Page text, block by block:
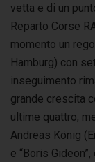
vetta e di un
Reparto Corse
momento un
Hamburg) con
inseguimento
grande crescita
ultime quattro,
Andreas König
e “Boris